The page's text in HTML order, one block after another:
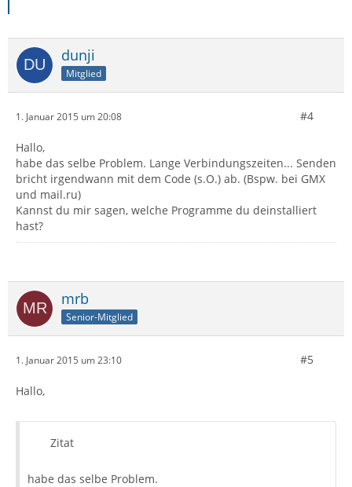
dunji
Mitglied
1. Januar 2015 um 20:08 #4
Hallo,
habe das selbe Problem. Lange Verbindungszeiten... Senden
bricht irgendwann mit dem Code (s.O.) ab. (Bspw. bei GMX
und mail.ru)
Kannst du mir sagen, welche Programme du deinstalliert
hast?
mrb
Senior-Mitglied
1. Januar 2015 um 23:10 #5
Hallo,
Zitat
habe das selbe Problem.